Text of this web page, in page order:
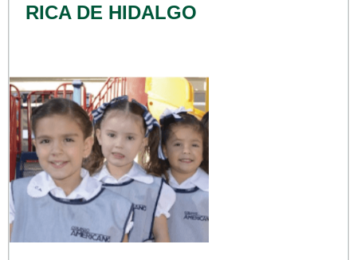
RICA DE HIDALGO